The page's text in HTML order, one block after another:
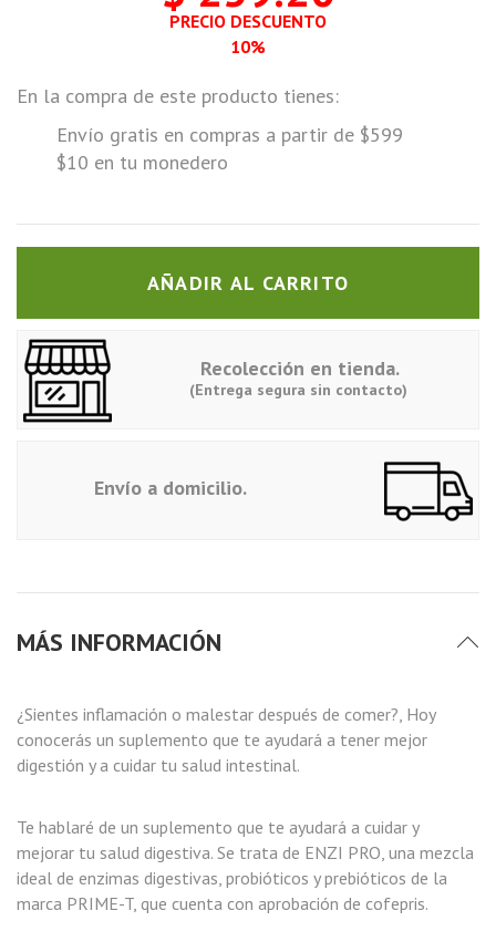
PRECIO DESCUENTO
10%
En la compra de este producto tienes:
Envío gratis en compras a partir de $599
$10 en tu monedero
AÑADIR AL CARRITO
Recolección en tienda.
(Entrega segura sin contacto)
Envío a domicilio.
MÁS INFORMACIÓN
¿Sientes inflamación o malestar después de comer?, Hoy
conocerás un suplemento que te ayudará a tener mejor
digestión y a cuidar tu salud intestinal.
Te hablaré de un suplemento que te ayudará a cuidar y
mejorar tu salud digestiva. Se trata de ENZI PRO, una mezcla
ideal de enzimas digestivas, probióticos y prebióticos de la
marca PRIME-T, que cuenta con aprobación de cofepris.